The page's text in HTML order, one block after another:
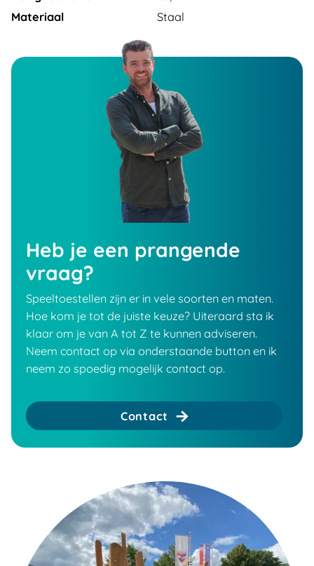
Materiaal
Staal
Heb je een prangende
vraag?
Speeltoestellen zijn er in vele soorten en maten.
Hoe kom je tot de juiste keuze? Uiteraard sta ik
klaar om je van A tot Z te kunnen adviseren.
Neem contact op via onderstaande button en ik
neem zo spoedig mogelijk contact op.
Contact